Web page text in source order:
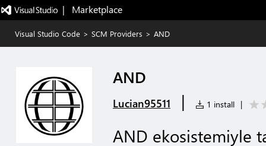
|   Marketplace
Visual Studio Code > SCM Providers > AND
AND
Lucian95511 | 1 install |
AND ekosistemiyle